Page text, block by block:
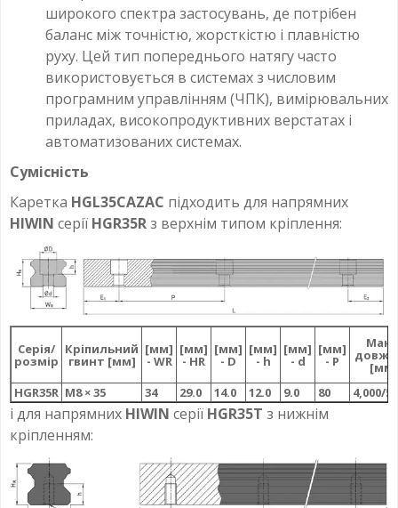
широкого спектра застосувань, де потрібен
баланс між точністю, жорсткістю і плавністю
руху. Цей тип попереднього натягу часто
використовується в системах з числовим
програмним управлінням (ЧПК), вимірювальних
приладах, високопродуктивних верстатах і
автоматизованих системах.
Сумісність
Каретка HGL35CAZAC підходить для напрямних
HIWIN серії HGR35Rз верхнім типом кріплення:
Серія/
розмір
Кріпильний
гвинт [мм]
[мм]
- WR
[мм]
- HR
[мм]
- D
[мм]
- h
[мм]
- d
[мм]
- P
[мм]
HGR35R M8 × 35 34 29.0 14.0 12.0 9.0 80 4,000/
і для напрямних HIWIN серії HGR35T з нижнім
кріпленням: